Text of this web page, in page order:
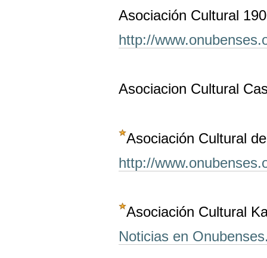
Asociación Cultural
http://
Asociacion Cultural
Asociación Cultural
http://
Asociación Cultural
Noticias en